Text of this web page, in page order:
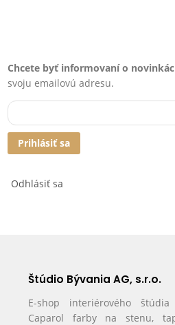
Chcete byť informovaní o
svoju emailovú adresu.
Prihlásiť sa
Odhlásiť sa
Štúdio Bývania AG, s.r.o.
E-shop interiérového
Caparol farby na stenu,